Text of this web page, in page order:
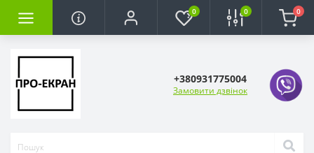
0 0 0
+380931775004
Замовити дзвінок